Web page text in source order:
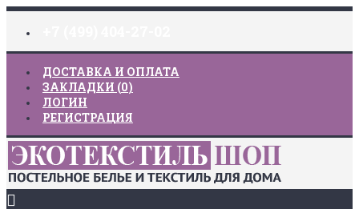
ДОСТАВКА И ОПЛАТА
ЗАКЛАДКИ (0)
ЛОГИН
РЕГИСТРАЦИЯ